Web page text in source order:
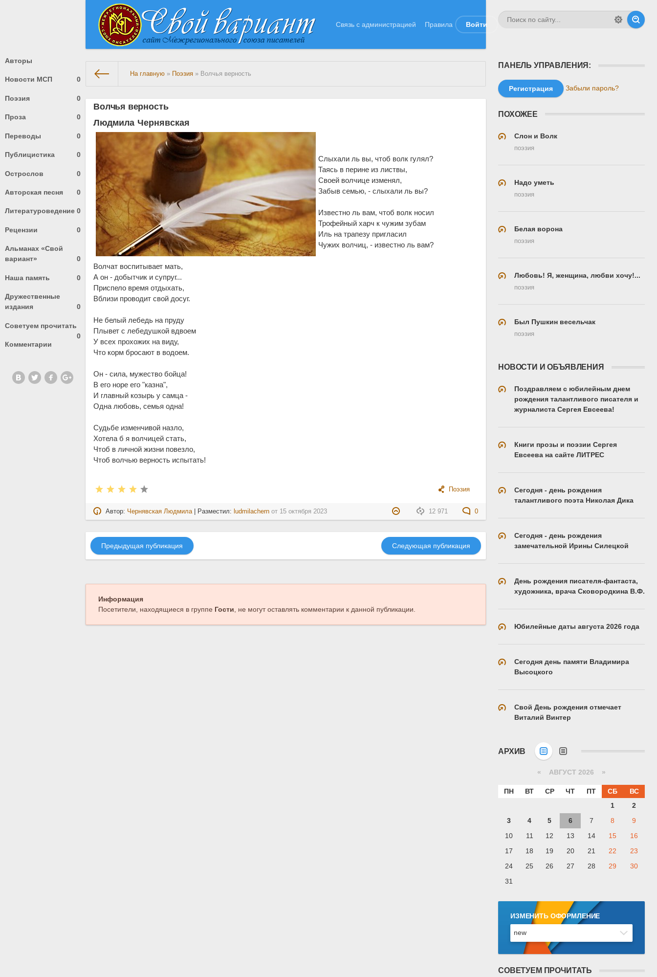
Связь с администрацией Правила Войти
Авторы
Новости МСП 0
Поэзия 0
Проза 0
Переводы 0
Публицистика 0
Острослов 0
Авторская песня 0
Литературоведение 0
Рецензии 0
Альманах «Свой
вариант»
0
Наша память 0
Дружественные
издания
0
Советуем прочитать
0
Комментарии
На главную » Поэзия » Волчья верность
Волчья верность
Людмила Чернявская
Слыхали ль вы, чтоб волк гулял?
Таясь в перине из листвы,
Своей волчице изменял,
Забыв семью, - слыхали ль вы?
Известно ль вам, чтоб волк носил
Трофейный харч к чужим зубам
Иль на трапезу пригласил
Чужих волчиц, - известно ль вам?
Волчат воспитывает мать,
А он - добытчик и супруг...
Приспело время отдыхать,
Вблизи проводит свой досуг.
Не белый лебедь на пруду
Плывет с лебедушкой вдвоем
У всех прохожих на виду,
Что корм бросают в водоем.
Он - сила, мужество бойца!
В его норе его "казна",
И главный козырь у самца -
Одна любовь, семья одна!
Судьбе изменчивой назло,
Хотела б я волчицей стать,
Чтоб в личной жизни повезло,
Чтоб волчью верность испытать!
Поэзия
12 971 0
Автор: Чернявская Людмила | Разместил: ludmilachern от 15 октября 2023
Предыдущая публикация Следующая публикация
Информация
Посетители, находящиеся в группе Гости , не могут оставлять комментарии к данной публикации.
ПАНЕЛЬ УПРАВЛЕНИЯ:
Регистрация Забыли пароль?
ПОХОЖЕЕ
Слон и Волк
поэзия
Надо уметь
поэзия
Белая ворона
поэзия
Любовь! Я, женщина, любви хочу!...
поэзия
Был Пушкин весельчак
поэзия
НОВОСТИ И ОБЪЯВЛЕНИЯ
Поздравляем с юбилейным днем
рождения талантливого писателя и
журналиста Сергея Евсеева!
Книги прозы и поэзии Сергея
Евсеева на сайте ЛИТРЕС
Сегодня - день рождения
талантливого поэта Николая Дика
Сегодня - день рождения
замечательной Ирины Силецкой
День рождения писателя-фантаста,
художника, врача Сковородкина В.Ф.
Юбилейные даты августа 2026 года
Сегодня день памяти Владимира
Высоцкого
Свой День рождения отмечает
Виталий Винтер
АРХИВ
« АВГУСТ 2026 »
ПН ВТ СР ЧТ ПТ СБ
ВС
1
2
3
4 5 6 7 8
9
10
11 12 13 14 15
16
17
18 19 20 21 22
23
24
25 26 27 28 29
30
31
ИЗМЕНИТЬ ОФОРМЛЕНИЕ
СОВЕТУЕМ ПРОЧИТАТЬ